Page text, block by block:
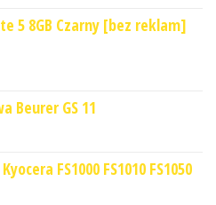
5 8GB Czarny [bez reklam]
Beurer GS 11
FS1000 FS1010 FS1050